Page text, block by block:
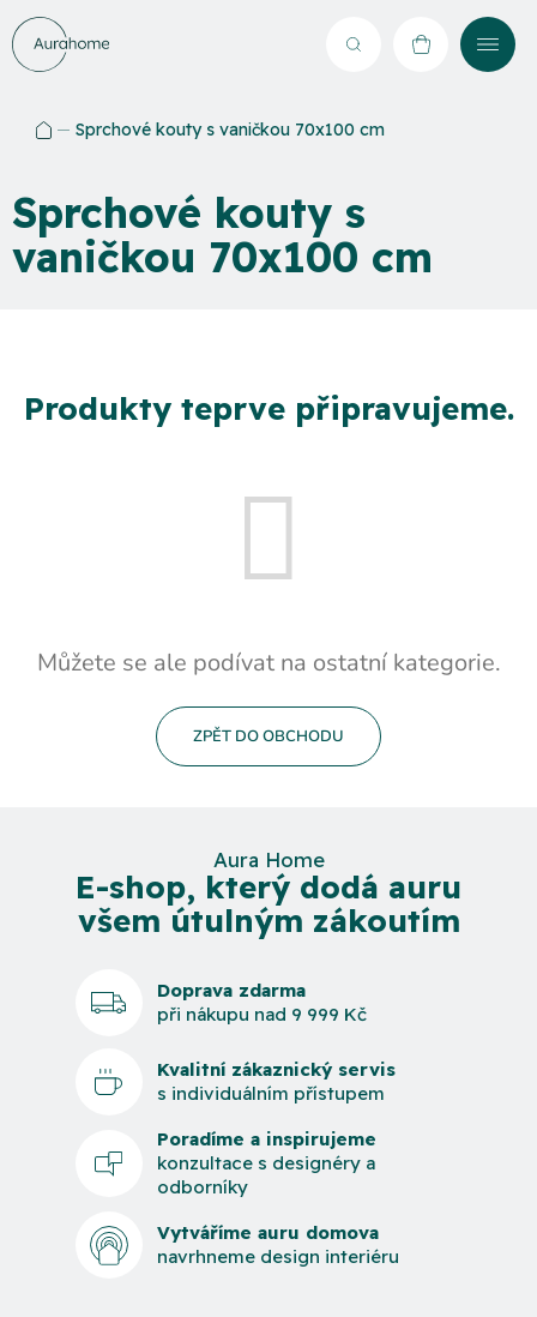
Přejít
na
obsah
Hledat NÁKUPNÍ
Sprchové kouty s vaničkou 70x100 cm
Sprchové kouty s
vaničkou 70x100 cm
Produkty teprve připravujeme.
Můžete se ale podívat na ostatní kategorie.
ZPĚT DO OBCHODU
Aura Home
E-shop, který dodá auru
všem útulným zákoutím
Doprava zdarma
při nákupu nad 9 999 Kč
Kvalitní zákaznický servis
s individuálním přístupem
Poradíme a inspirujeme
konzultace s designéry a
odborníky
Vytváříme auru domova
navrhneme design interiéru